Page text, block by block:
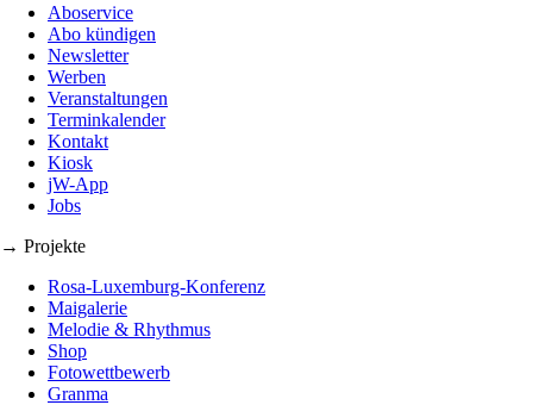
Aboservice
Abo kündigen
Newsletter
Werben
Veranstaltungen
Terminkalender
Kontakt
Kiosk
jW-App
Jobs
→ Projekte
Rosa-Luxemburg-Konferenz
Maigalerie
Melodie & Rhythmus
Shop
Fotowettbewerb
Granma